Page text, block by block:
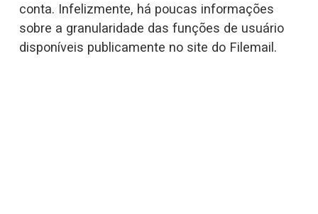
conta. Infelizmente, há poucas informações
sobre a granularidade das funções de usuário
disponíveis publicamente no site do Filemail.